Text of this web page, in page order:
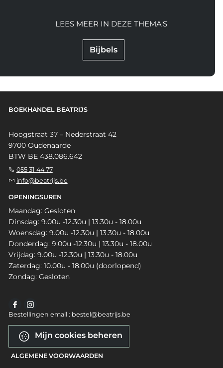
Bijbels
LEES MEER IN DEZE THEMA'S
BOEKHANDEL BEATRIJS
Hoogstraat 37 – Nederstraat 42
9700 Oudenaarde
BTW BE 438.086.642
055 31 44 77
info@beatrijs.be
OPENINGSUREN
Maandag: Gesloten
Dinsdag: 9.00u -12.30u | 13.30u - 18.00u
Woensdag: 9.00u -12.30u | 13.30u - 18.00u
Donderdag: 9.00u -12.30u | 13.30u - 18.00u
Vrijdag: 9.00u -12.30u | 13.30u - 18.00u
Zaterdag: 10.00u - 18.00u (doorlopend)
Zondag: Gesloten
Bestellingen email : bestel@beatrijs.be
Mijn cookies beheren
ALGEMENE VOORWAARDEN